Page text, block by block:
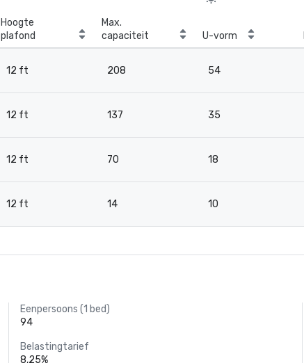
Hoogte
plafond
Max.
capaciteit
U-vorm
12 ft 208 54
12 ft 137 35
12 ft 70 18
12 ft 14 10
Eenpersoons (1 bed)
94
Belastingtarief
8,25%